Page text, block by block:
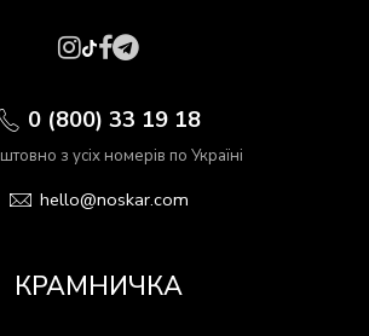
0 (800) 33 19 18
з усіх номерів по Україні
hello@noskar.com
КРАМНИЧКА